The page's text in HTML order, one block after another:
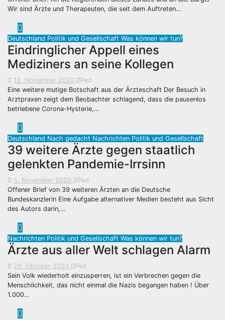
Wir sind Ärzte und Therapeuten, die seit dem Auftreten…
Deutschland Politik und Gesellschaft Was können wir tun?
Eindringlicher Appell eines
Mediziners an seine Kollegen
12. November 2020
Ped
Eine weitere mutige Botschaft aus der Ärzteschaft Der Besuch in
Arztpraxen zeigt dem Beobachter schlagend, dass die pausenlos
betriebene Corona-Hysterie,…
Deutschland Nach gedacht Nachrichten Politik und Gesellschaft
39 weitere Ärzte gegen staatlich
gelenkten Pandemie-Irrsinn
5. November 2020
Ped
Offener Brief von 39 weiteren Ärzten an die Deutsche
Bundeskanzlerin Eine Aufgabe alternativer Medien besteht aus Sicht
des Autors darin,…
Nachrichten Politik und Gesellschaft Was können wir tun?
Ärzte aus aller Welt schlagen Alarm
29. Oktober 2020
Ped
Sein Volk wiederholt einzusperren, ist ein Verbrechen gegen die
Menschlichkeit, das nicht einmal die Nazis begangen haben ! Über
1.000…